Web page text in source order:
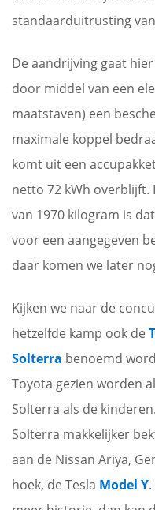
standaarduitrusting
De aandrijving gaat
door middel van een
maatstaven) een
maximale koppel
komt uit een
netto 72 kWh
van 1970 kilogram is
voor een aangegeven
daar komen we later
Kijken we naar de
hetzelfde kamp ook de
Solterra benoemd
Toyota gezien worden
Solterra als de
Solterra makkelijker
aan de Nissan Ariya,
hoek, de Tesla Model Y